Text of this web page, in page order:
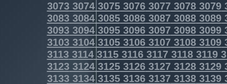
3073307430753076307730783079
3083308430853086308730883089
3093309430953096309730983099
3103310431053106310731083109
3113311431153116311731183119
3123312431253126312731283129
3133313431353136313731383139